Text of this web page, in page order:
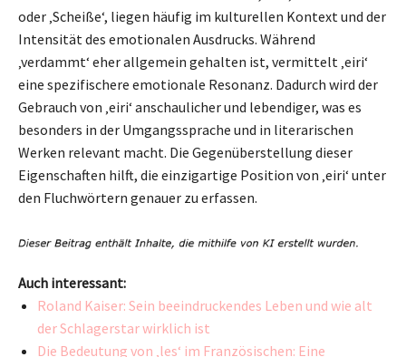
oder ‚Scheiße‘, liegen häufig im kulturellen Kontext und der
Intensität des emotionalen Ausdrucks. Während
‚verdammt‘ eher allgemein gehalten ist, vermittelt ‚eiri‘
eine spezifischere emotionale Resonanz. Dadurch wird der
Gebrauch von ‚eiri‘ anschaulicher und lebendiger, was es
besonders in der Umgangssprache und in literarischen
Werken relevant macht. Die Gegenüberstellung dieser
Eigenschaften hilft, die einzigartige Position von ‚eiri‘ unter
den Fluchwörtern genauer zu erfassen.
Auch interessant:
Roland Kaiser: Sein beeindruckendes Leben und wie alt
der Schlagerstar wirklich ist
Die Bedeutung von ‚les‘ im Französischen: Eine